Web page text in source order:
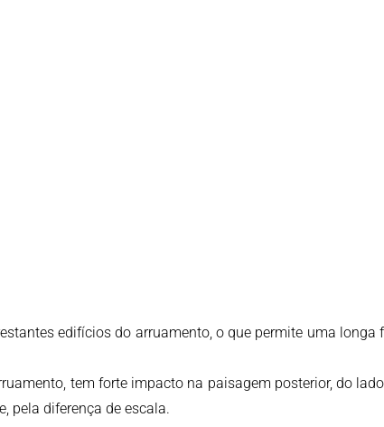
edifícios do ­arruamento, o que permite uma longa
tem forte impacto na paisagem posterior, do lado
pela­­­ diferença de escala.